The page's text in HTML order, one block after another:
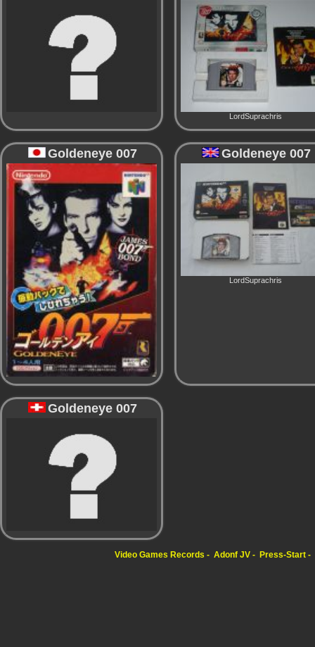
LordSuprachris
Goldeneye 007 Goldeneye 007
LordSuprachris
Goldeneye 007
Video Games Records Adonf JV Press-Start